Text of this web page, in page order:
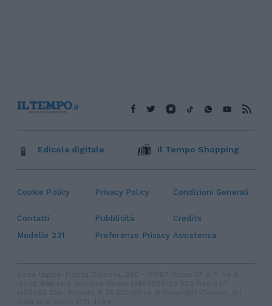
Cookie Policy Privacy Policy Condizioni Generali
Contatti Pubblicità
Credits
Modello 231
Preferenze Privacy Assistenza
Edicola digitale Il Tempo Shopping